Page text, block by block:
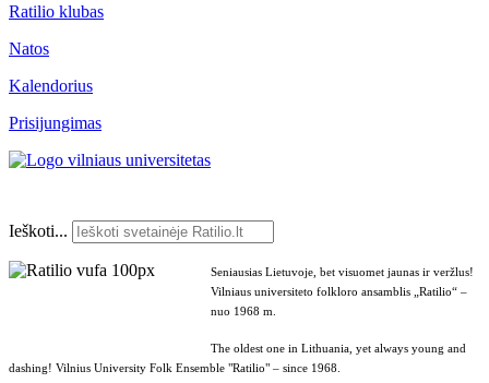
Ratilio klubas
Natos
Kalendorius
Prisijungimas
Ieškoti...
Seniausias Lietuvoje, bet visuomet jaunas ir veržlus!
Vilniaus universiteto folkloro ansamblis „Ratilio“ –
nuo 1968 m.
The oldest one in Lithuania, yet always young and
dashing! Vilnius University Folk Ensemble "Ratilio" – since 1968.